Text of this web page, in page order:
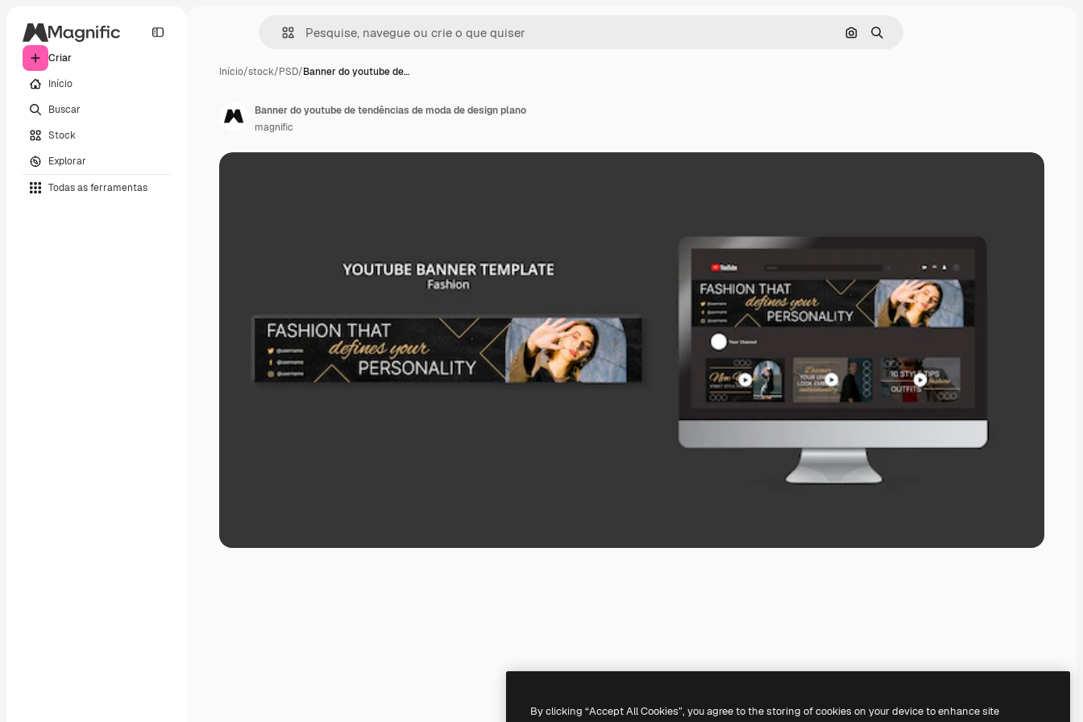
Criar
Início
Buscar
Stock
Explorar
Todas as ferramentas
Pesquisar por imagem
Buscar
Início/stock/PSD/Banner do youtube de…
Banner do youtube de tendências de moda de design plano
magnific
By clicking “Accept All Cookies”, you agree to the storing of cookies on your device to enhance site